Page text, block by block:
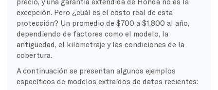
excepción. Pero ¿cuál es el costo real de esta
protección? Un promedio de $700 a $1,800 al año,
dependiendo de factores como el modelo, la
antigüedad, el kilometraje y las condiciones de la
cobertura.
A continuación se presentan algunos ejemplos
específicos de modelos extraídos de datos recientes: